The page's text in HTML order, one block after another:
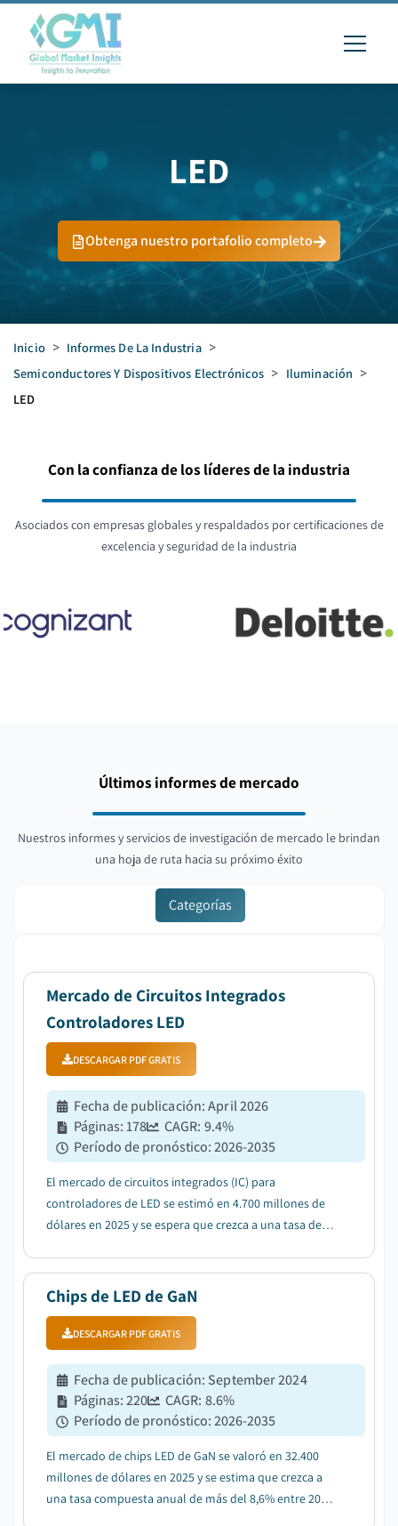
LED
Obtenga nuestro portafolio completo
Inicio > Informes De La Industria >
Semiconductores Y Dispositivos Electrónicos > Iluminación >
LED
Con la confianza de los líderes de la industria
Asociados con empresas globales y respaldados por certificaciones de
excelencia y seguridad de la industria
Últimos informes de mercado
Nuestros informes y servicios de investigación de mercado le brindan
una hoja de ruta hacia su próximo éxito
Categorías
Mercado de Circuitos Integrados
Controladores LED
DESCARGAR PDF GRATIS
Fecha de publicación:April 2026
Páginas:178 CAGR: 9.4%
Período de pronóstico:2026-2035
El mercado de circuitos integrados (IC) para
controladores de LED se estimó en 4.700 millones de
dólares en 2025 y se espera que crezca a una tasa de
iluminación LED en espacios residenciales, co...
Chips de LED de GaN
DESCARGAR PDF GRATIS
Fecha de publicación: September 2024
Páginas:220 CAGR: 8.6%
Período de pronóstico:2026-2035
El mercado de chips LED de GaN se valoró en 32.400
millones de dólares en 2025 y se estima que crezca a
una tasa compuesta anual de más del 8,6% entre 2026